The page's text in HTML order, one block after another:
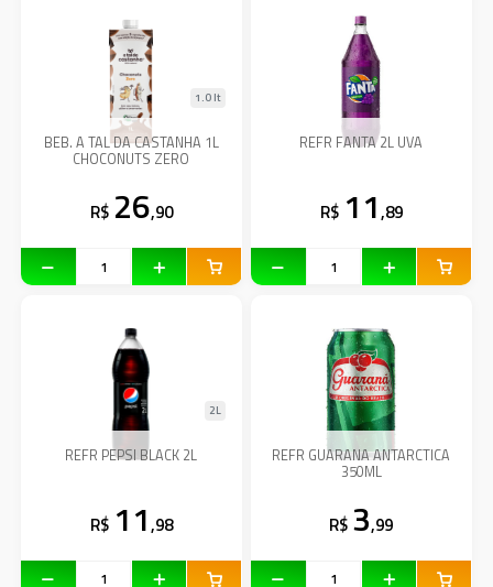
BEB. A TAL DA CASTANHA 1L
CHOCONUTS ZERO
1.0 lt
R$ 26,90
REFR FANTA 2L UVA
R$ 11,89
REFR PEPSI BLACK 2L
2L
R$ 11,98
REFR GUARANA ANTARCTICA
350ML
R$ 3,99